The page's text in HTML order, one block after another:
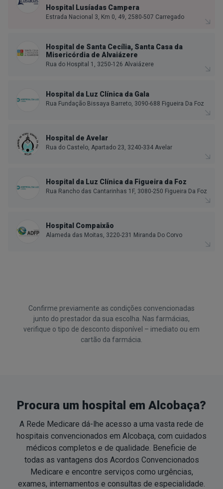
Hospital Lusíadas Campera
Estrada Nacional 3, Km 0, 49, 2580-507 Carregado
Hospital de Santa Cecília, Santa Casa da
Misericórdia de Alvaiázere
Rua do Hospital 1, 3250-126 Alvaiázere
Hospital da Luz Clínica da Gala
Rua Fundação Bissaya Barreto, 3090-688 Figueira Da Foz
Hospital de Avelar
Rua do Castelo, Apartado 23, 3240-334 Avelar
Hospital da Luz Clínica da Figueira da Foz
Rua Rancho das Cantarinhas 1F, 3080-250 Figueira Da Foz
Hospital Compaixão
Alameda das Moitas, 3220-231 Miranda Do Corvo
Confirme previamente as condições convencionadas
junto do prestador da sua escolha. Nas farmácias,
verifique o tipo de desconto disponível – imediato ou em
cartão da farmácia.
Procura um hospital em Alcobaça?
A Rede Medicare dá-lhe acesso a uma vasta rede de
hospitais convencionados em Alcobaça, com cuidados
médicos completos e de qualidade. Beneficie de
todas as vantagens dos Acordos Convencionados
Medicare e encontre serviços como urgências,
exames, internamentos e consultas de especialidade.